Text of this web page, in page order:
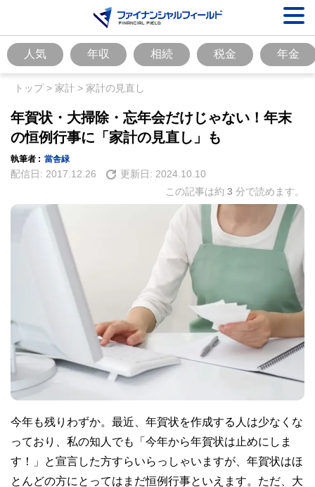
人気 年収 相続 税金 年金
トップ> 家計 > 家計の見直し
年賀状・大掃除・忘年会だけじゃない！年末
の恒例行事に「家計の見直し」も
執筆者 : 當舎緑
配信日: 2017.12.26 更新日: 2024.10.10
この記事は約 3 分で読めます。
今年も残りわずか。最近、年賀状を作成する人は少なくな
っており、私の知人でも「今年から年賀状は止めにしま
す！」と宣言した方すらいらっしゃいますが、年賀状はほ
とんどの方にとってはまだ恒例行事といえます。ただ、大